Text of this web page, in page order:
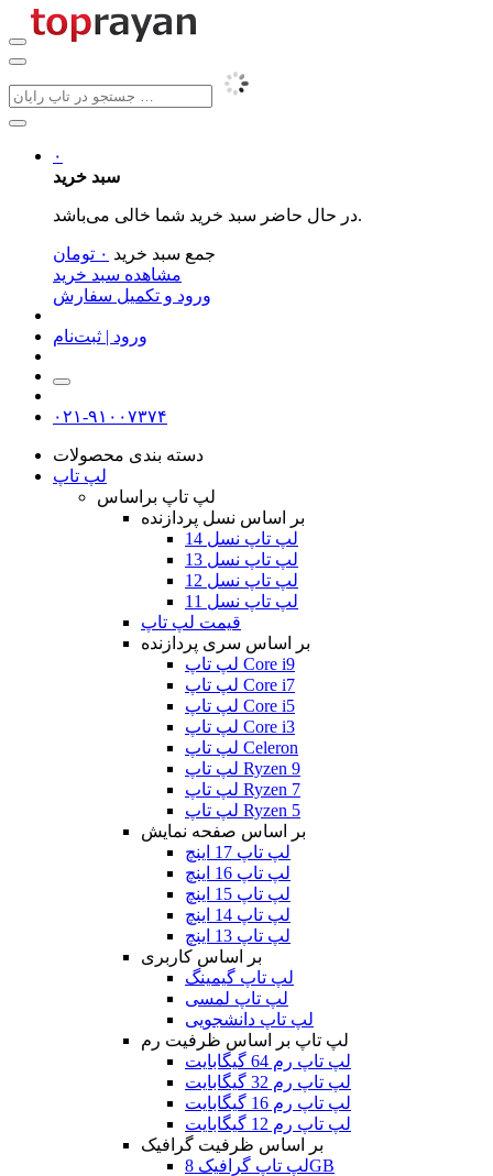
۰
سبد خرید
در حال حاضر سبد خرید شما خالی می‌باشد.
جمع سبد خرید ۰ تومان
مشاهده سبد خرید
ورود و تکمیل سفارش
ورود | ثبت‌نام
۰۲۱-۹۱۰۰۷۳۷۴
دسته بندی محصولات
لپ تاپ
لپ تاپ براساس
بر اساس نسل پردازنده
لپ تاپ نسل 14
لپ تاپ نسل 13
لپ تاپ نسل 12
لپ تاپ نسل 11
قیمت لپ تاپ
بر اساس سری پردازنده
لپ تاپ Core i9
لپ تاپ Core i7
لپ تاپ Core i5
لپ تاپ Core i3
لپ تاپ Celeron
لپ تاپ Ryzen 9
لپ تاپ Ryzen 7
لپ تاپ Ryzen 5
بر اساس صفحه نمایش
لپ تاپ 17 اینچ
لپ تاپ 16 اینچ
لپ تاپ 15 اینچ
لپ تاپ 14 اینچ
لپ تاپ 13 اینچ
بر اساس کاربری
لپ تاپ گیمینگ
لپ تاپ لمسی
لپ تاپ دانشجویی
لپ تاپ بر اساس ظرفیت رم
لپ تاپ رم 64 گیگابایت
لپ تاپ رم 32 گیگابایت
لپ تاپ رم 16 گیگابایت
لپ تاپ رم 12 گیگابایت
بر اساس ظرفیت گرافیک
لپ تاپ گرافیک 8GB